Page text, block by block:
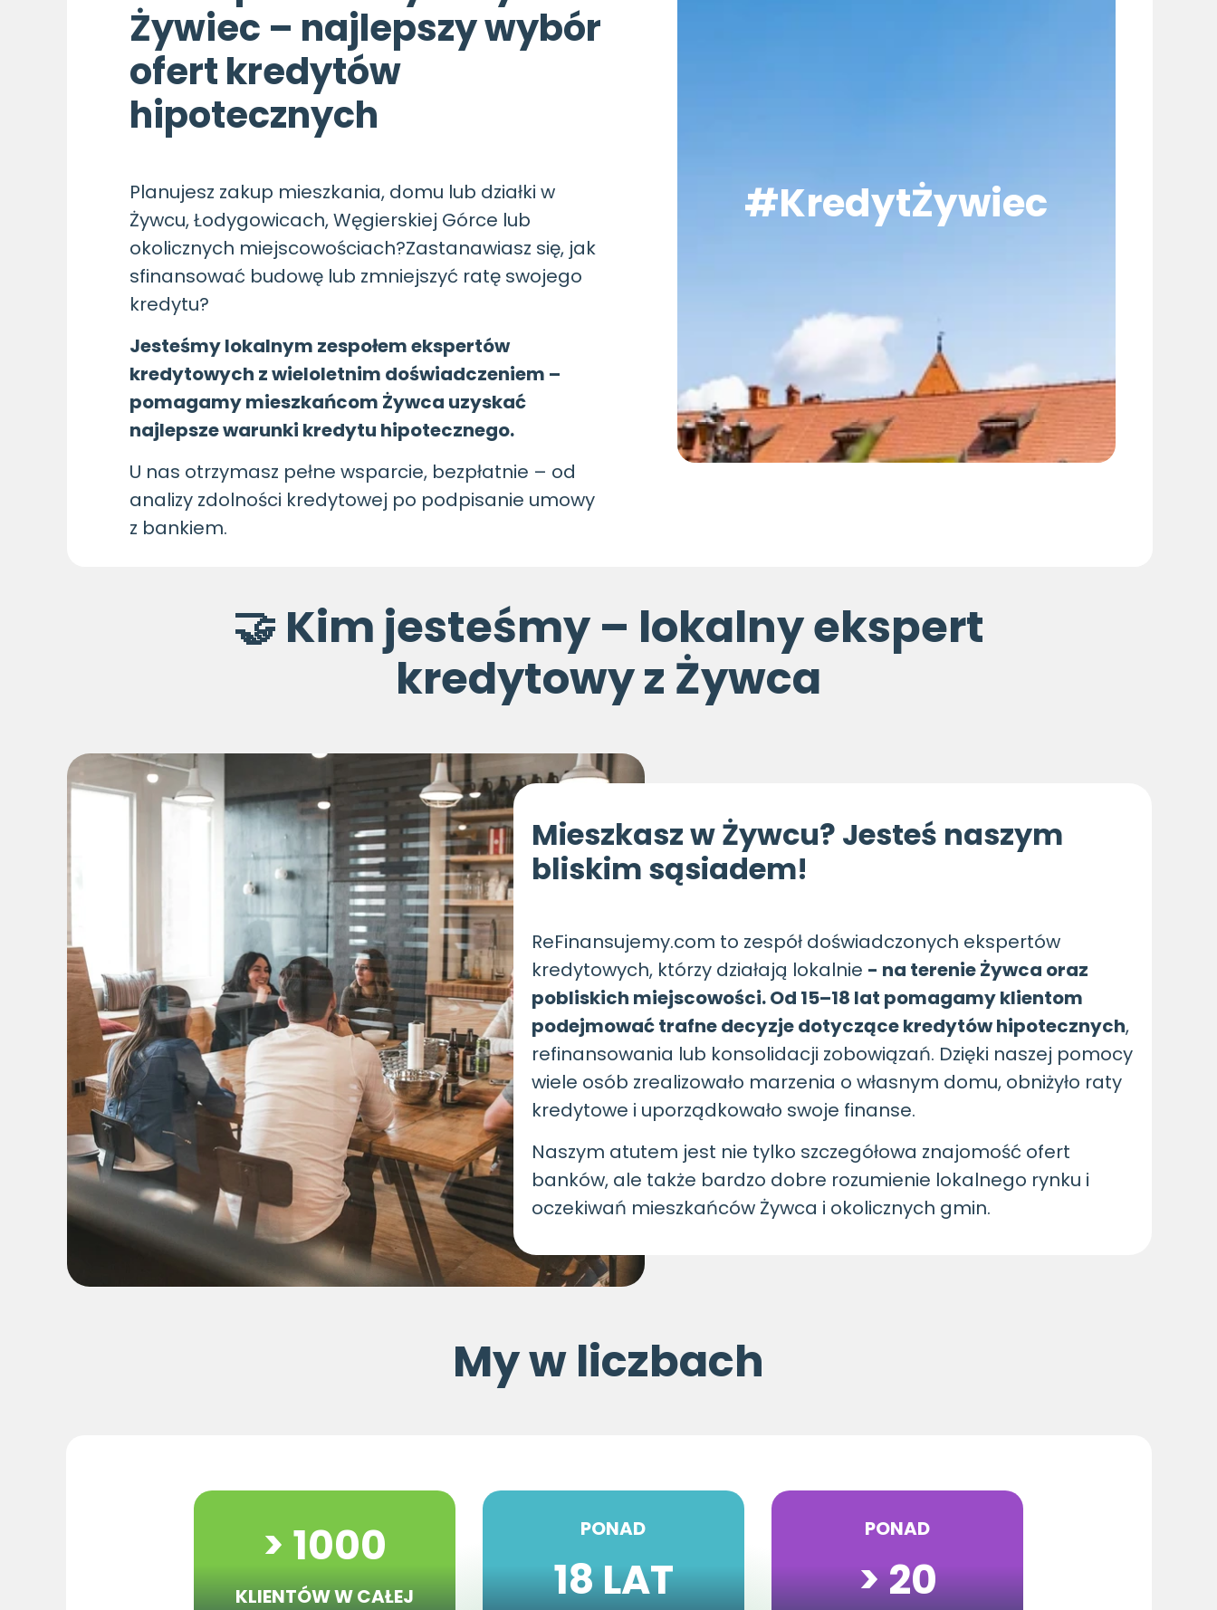
PONAD
> 20
PONAD
18 LAT
> 1000
KLIENTÓWW CAŁEJ
My w liczbach
🤝 Kim jesteśmy – lokalny ekspert
kredytowy z Żywca
Mieszkasz w Żywcu? Jesteś naszym
bliskim sąsiadem!
ReFinansujemy.com to zespół doświadczonych ekspertów
kredytowych, którzy działają lokalnie - na terenie Żywca oraz
pobliskich miejscowości. Od 15–18 lat pomagamy klientom
podejmować trafne decyzje dotyczące kredytów hipotecznych,
refinansowania lub konsolidacji zobowiązań. Dzięki naszej pomocy
wiele osób zrealizowało marzenia o własnym domu, obniżyło raty
kredytowe i uporządkowało swoje finanse.
Naszym atutem jest nie tylko szczegółowa znajomość ofert
banków, ale także bardzo dobre rozumienie lokalnego rynku i
oczekiwań mieszkańców Żywca i okolicznych gmin.
Żywiec – najlepszy wybór
ofert kredytów
hipotecznych
Planujesz zakup mieszkania, domu lub działki w
Żywcu, Łodygowicach, Węgierskiej Górce lub
okolicznych miejscowościach?Zastanawiasz się, jak
sfinansować budowę lub zmniejszyć ratę swojego
kredytu?
Jesteśmy lokalnym zespołem ekspertów
kredytowych z wieloletnim doświadczeniem –
pomagamy mieszkańcom Żywca uzyskać
najlepsze warunki kredytu hipotecznego.
U nas otrzymasz pełne wsparcie, bezpłatnie – od
analizy zdolności kredytowej po podpisanie umowy
z bankiem.
#KredytŻywiec